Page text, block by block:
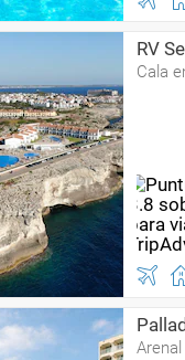
RV
Cala
Arenal